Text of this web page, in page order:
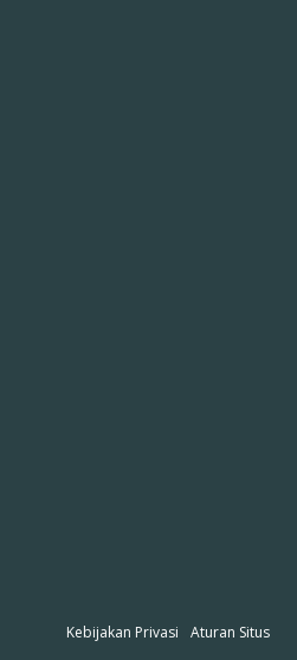
Aturan Situs
Kebijakan Privasi